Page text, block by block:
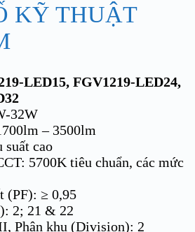
KỸ THUẬT
LED15, FGV1219-LED24,
32W
– 3500lm
suất cao
5700K tiêu chuẩn, các mức
(PF): ≥ 0,95
2; 21 & 22
Phân khu (Division): 2